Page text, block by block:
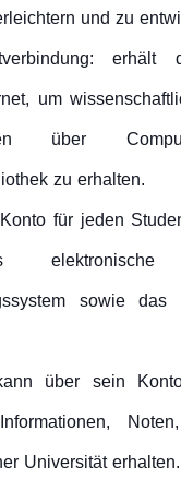
und zu
um
über
zu erhalten.
für jeden
sowie das
über sein
Universität erhalten.